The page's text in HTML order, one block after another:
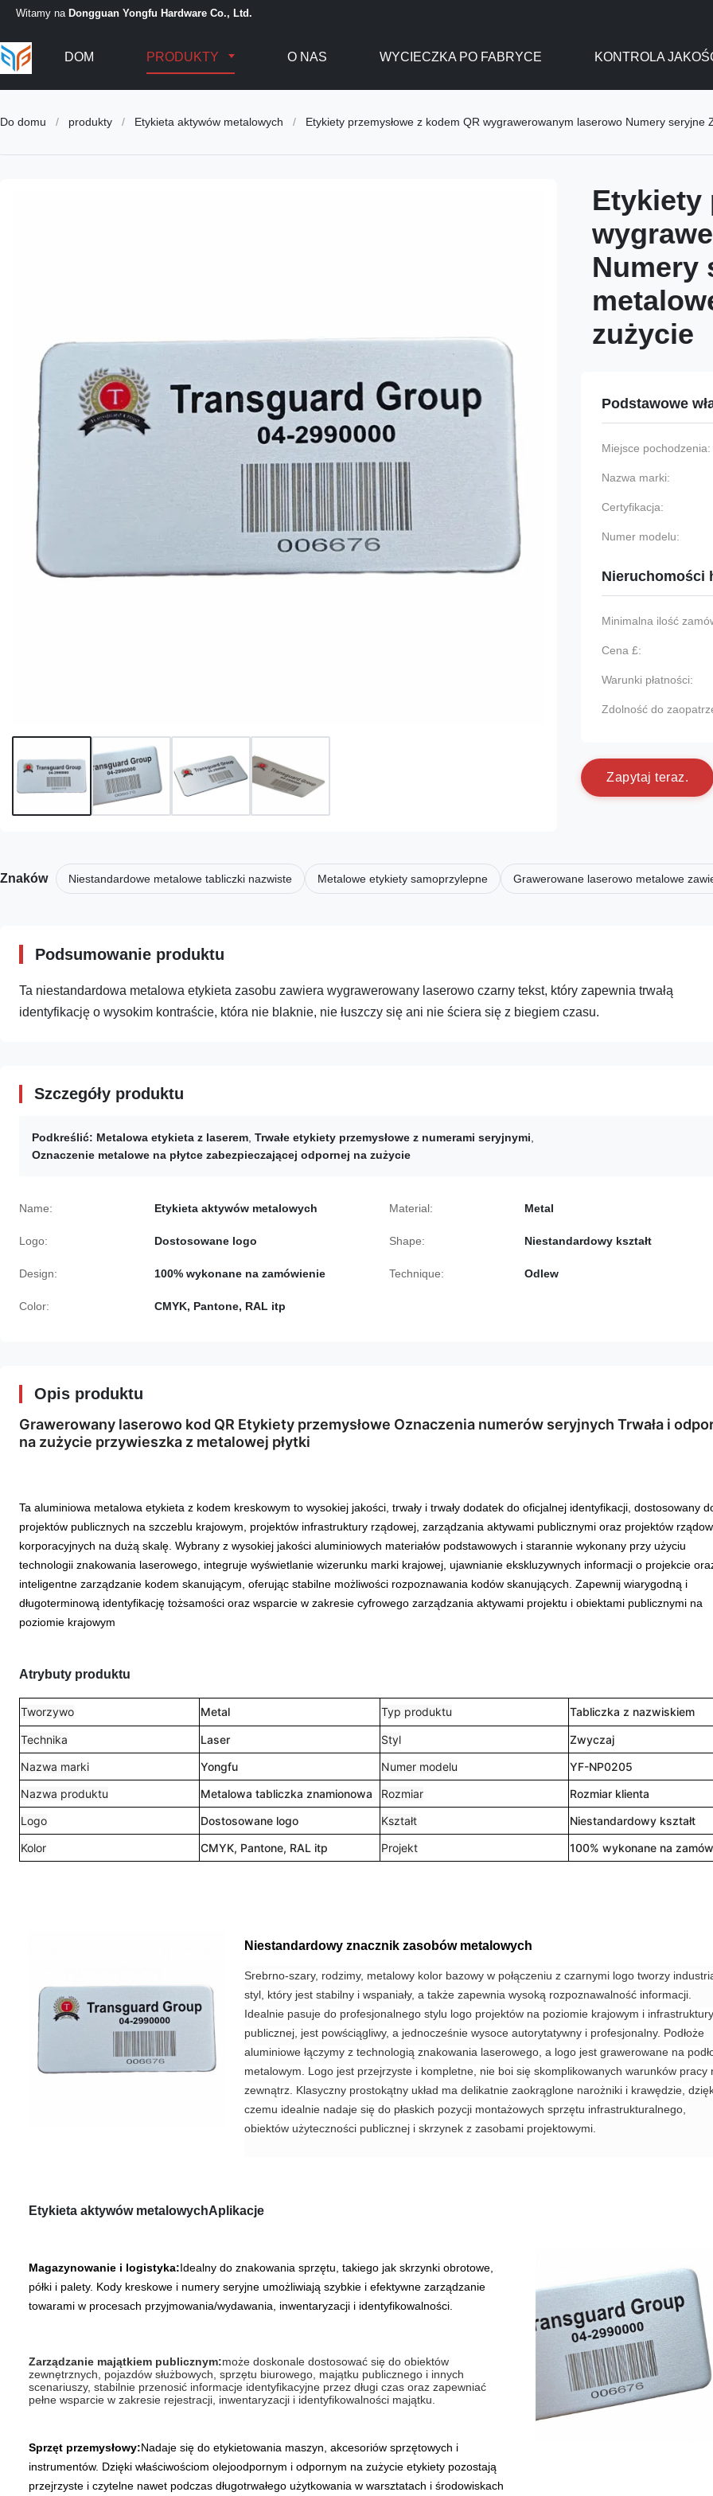
Witamy na Dongguan Yongfu Hardware Co., Ltd.
DOM PRODUKTY O NAS WYCIECZKA PO FABRYCE KONTROLA
Do domu / produkty / Etykieta aktywów metalowych / Etykiety przemysłowe z kodem QR wygrawerowanym laserowo Numery seryjne
Etykiety
Numery
zużycie
Podstawowe
Miejsce pochodzenia:
Nazwa marki:
Certyfikacja:
Numer modelu:
Nieruchomości
Minimalna ilość
Cena £:
Warunki płatności:
Zdolność do
Zapytaj teraz.
Znaków Niestandardowe metalowe tabliczki nazwiste Metalowe etykiety samoprzylepne Grawerowane laserowo metalowe
Podsumowanie produktu
Ta niestandardowa metalowa etykieta zasobu zawiera wygrawerowany laserowo czarny tekst, który zapewnia trwałą
identyfikację o wysokim kontraście, która nie blaknie, nie łuszczy się ani nie ściera się z biegiem czasu.
Szczegóły produktu
Podkreślić: Metalowa etykieta z laserem Trwałe etykiety przemysłowe z numerami seryjnymi
Oznaczenie metalowe na płytce zabezpieczającej odpornej na zużycie
Name: Etykieta aktywów metalowych Material: Metal
Logo: Dostosowane logo Shape: Niestandardowy kształt
Design: 100% wykonane na zamówienie Technique: Odlew
Color: CMYK, Pantone, RAL itp
Opis produktu
Grawerowany laserowo kod QR Etykiety przemysłowe Oznaczenia numerów seryjnych Trwała i
na zużycie przywieszka z metalowej płytki
Ta aluminiowa metalowa etykieta z kodem kreskowym to wysokiej jakości, trwały i trwały dodatek do oficjalnej identyfikacji, dostosowany
projektów publicznych na szczeblu krajowym, projektów infrastruktury rządowej, zarządzania aktywami publicznymi oraz projektów
korporacyjnych na dużą skalę. Wybrany z wysokiej jakości aluminiowych materiałów podstawowych i starannie wykonany przy użyciu
technologii znakowania laserowego, integruje wyświetlanie wizerunku marki krajowej, ujawnianie ekskluzywnych informacji o projekcie
inteligentne zarządzanie kodem skanującym, oferując stabilne możliwości rozpoznawania kodów skanujących. Zapewnij wiarygodną i
długoterminową identyfikację tożsamości oraz wsparcie w zakresie cyfrowego zarządzania aktywami projektu i obiektami publicznymi na
poziomie krajowym
Atrybuty produktu
Tworzywo Metal Typ produktu Tabliczka z nazwiskiem
Technika Laser Styl
Zwyczaj
Nazwa marki
Yongfu Numer modelu
YF-NP0205
Nazwa produktu
Metalowa tabliczka znamionowa Rozmiar
Rozmiar klienta
Logo
Dostosowane logo Kształt
Niestandardowy kształt
Kolor
CMYK, Pantone, RAL itp Projekt 100% wykonane na
Niestandardowy znacznik zasobów metalowych
Srebrno-szary, rodzimy, metalowy kolor bazowy w połączeniu z czarnymi logo tworzy
styl, który jest stabilny i wspaniały, a także zapewnia wysoką rozpoznawalność informacji.
Idealnie pasuje do profesjonalnego stylu logo projektów na poziomie krajowym i infrastruktury
publicznej, jest powściągliwy, a jednocześnie wysoce autorytatywny i profesjonalny. Podłoże
aluminiowe łączymy z technologią znakowania laserowego, a logo jest grawerowane na
metalowym. Logo jest przejrzyste i kompletne, nie boi się skomplikowanych warunków pracy
zewnątrz. Klasyczny prostokątny układ ma delikatnie zaokrąglone narożniki i krawędzie,
czemu idealnie nadaje się do płaskich pozycji montażowych sprzętu infrastrukturalnego,
obiektów użyteczności publicznej i skrzynek z zasobami projektowymi.
Etykieta aktywów metalowychAplikacje
Magazynowanie i logistyka:Idealny do znakowania sprzętu, takiego jak skrzynki obrotowe,
półki i palety. Kody kreskowe i numery seryjne umożliwiają szybkie i efektywne zarządzanie
towarami w procesach przyjmowania/wydawania, inwentaryzacji i identyfikowalności.
Zarządzanie majątkiem publicznym:może doskonale dostosować się do obiektów
zewnętrznych, pojazdów służbowych, sprzętu biurowego, majątku publicznego i innych
scenariuszy, stabilnie przenosić informacje identyfikacyjne przez długi czas oraz zapewniać
pełne wsparcie w zakresie rejestracji, inwentaryzacji i identyfikowalności majątku.
Sprzęt przemysłowy:Nadaje się do etykietowania maszyn, akcesoriów sprzętowych i
instrumentów. Dzięki właściwościom olejoodpornym i odpornym na zużycie etykiety pozostają
przejrzyste i czytelne nawet podczas długotrwałego użytkowania w warsztatach i środowiskach